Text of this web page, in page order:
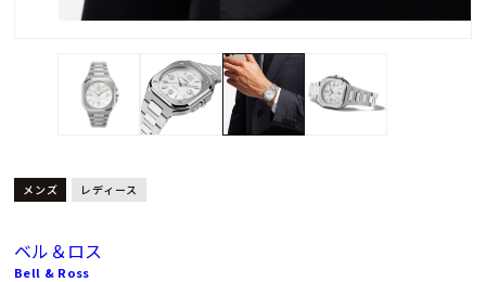
メンズ レディース
ベル＆ロス
Bell & Ross